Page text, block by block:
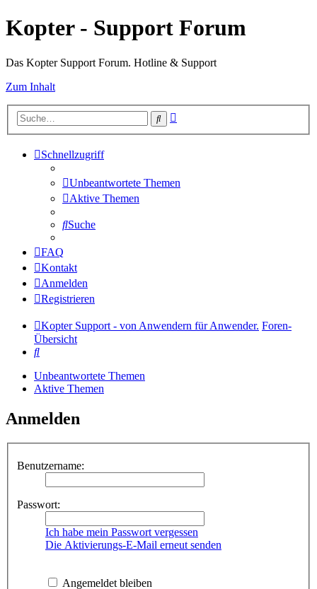
Kopter - Support Forum
Das Kopter Support Forum. Hotline & Support
Zum Inhalt
Suche
Schnellzugriff
Unbeantwortete Themen
Aktive Themen
Suche
FAQ
Kontakt
Anmelden
Registrieren
Kopter Support - von Anwendern für Anwender. Foren-
Übersicht
Suche
Unbeantwortete Themen
Aktive Themen
Anmelden
Benutzername:
Passwort:
Ich habe mein Passwort vergessen
Die Aktivierungs-E-Mail erneut senden
Angemeldet bleiben